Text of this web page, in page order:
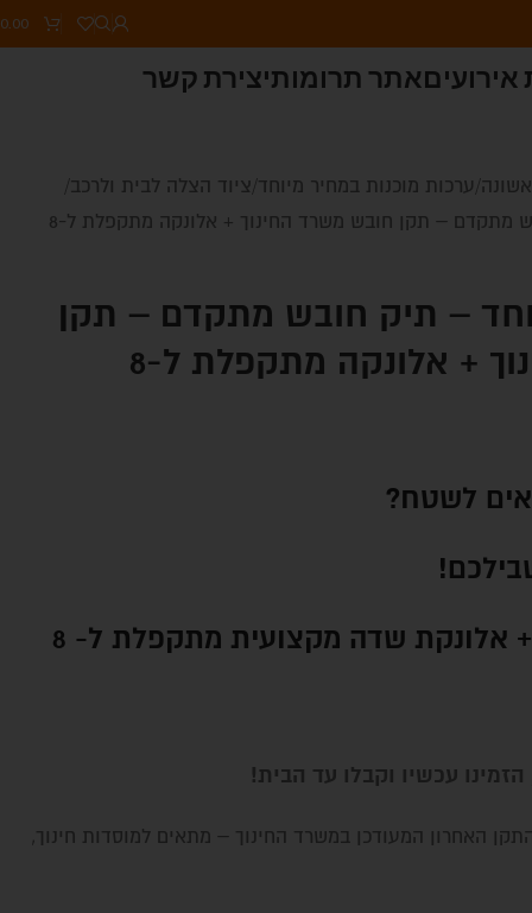
0.00
אתר תרומותיצירת קשר
ערכות מוכנות במחיר מיוחד ציוד הצלה לבית ולרכב
מתקדם – תקן חובש משרד החינוך + אלונקה מתקפלת ל-8
– תיק חובש מתקדם – תקן
+ אלונקה מתקפלת ל-8
לשטח?
אלונקת שדה מקצועית מתקפלת ל- 8
הזמינו עכשיו וקבלו עד הבית!
האחרון המעודכן במשרד החינוך – מתאים למוסדות חינוך,